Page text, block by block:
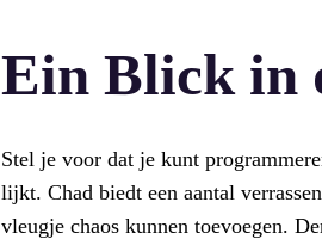
Ein Blick in
Stel je voor dat je kunt
lijkt. Chad biedt een aantal
vleugje chaos kunnen toevoegen.